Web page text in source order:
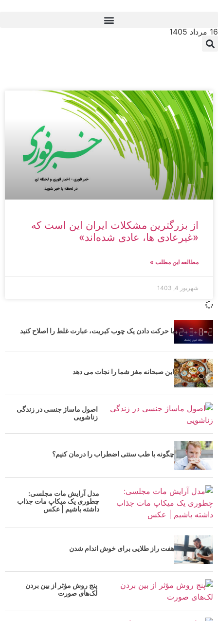
16 مرداد 1405
از بزرگترین مشکلات ایران این است که
«غیرعادی ها، عادی شده‌اند»
مطالعه این مطلب »
شهریور 4, 1403
با حرکت دادن یک چوب کبریت، عبارت غلط را اصلاح کنید
این صبحانه مغز شما را نجات می دهد
اصول ماساژ جنسی در زندگی
زناشویی
چگونه با طب سنتی اضطراب را درمان کنیم؟
مدل آرایش مات مجلسی:
چطوری یک میکاپ مات جذاب
داشته باشیم | عکس
هفت راز طلایی برای خوش اندام شدن
پنج روش مؤثر از بین بردن
لک‌های صورت